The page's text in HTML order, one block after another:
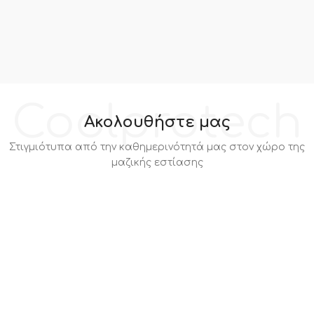
Coolprotech
Ακολουθήστε μας
Στιγμιότυπα από την καθημερινότητά μας στον χώρο της
μαζικής εστίασης